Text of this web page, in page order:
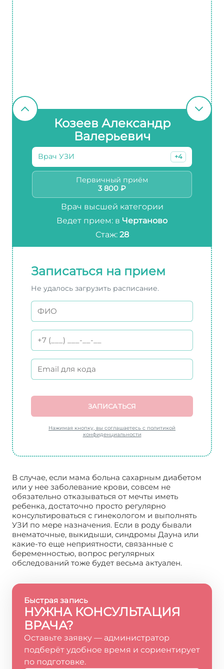
Козеев Александр
Валерьевич
Врач УЗИ +4
Первичный приём
3 800 ₽
Врач высшей категории
Ведет прием: в Чертаново
Стаж: 28
Записаться на прием
Не удалось загрузить расписание.
ЗАПИСАТЬСЯ
Нажимая кнопку, вы соглашаетесь с политикой
конфиденциальности
В случае, если мама больна сахарным диабетом
или у нее заболевание крови, совсем не
обязательно отказываться от мечты иметь
ребенка, достаточно просто регулярно
консультироваться с гинекологом и выполнять
УЗИ по мере назначения. Если в роду бывали
внематочные, выкидыши, синдромы Дауна или
какие-то еще неприятности, связанные с
беременностью, вопрос регулярных
обследований тоже будет весьма актуален.
Быстрая запись
НУЖНА КОНСУЛЬТАЦИЯ
ВРАЧА?
Оставьте заявку — администратор
подберёт удобное время и сориентирует
по подготовке.